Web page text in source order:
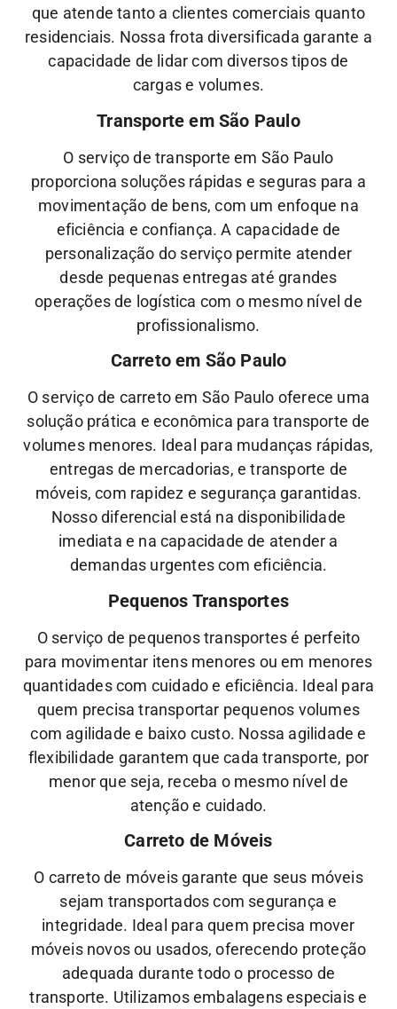
que atende tanto a clientes comerciais quanto
residenciais. Nossa frota diversificada garante a
capacidade de lidar com diversos tipos de
cargas e volumes.
Transporte em São Paulo
O serviço de transporte em São Paulo
proporciona soluções rápidas e seguras para a
movimentação de bens, com um enfoque na
eficiência e confiança. A capacidade de
personalização do serviço permite atender
desde pequenas entregas até grandes
operações de logística com o mesmo nível de
profissionalismo.
Carreto em São Paulo
O serviço de carreto em São Paulo oferece uma
solução prática e econômica para transporte de
volumes menores. Ideal para mudanças rápidas,
entregas de mercadorias, e transporte de
móveis, com rapidez e segurança garantidas.
Nosso diferencial está na disponibilidade
imediata e na capacidade de atender a
demandas urgentes com eficiência.
Pequenos Transportes
O serviço de pequenos transportes é perfeito
para movimentar itens menores ou em menores
quantidades com cuidado e eficiência. Ideal para
quem precisa transportar pequenos volumes
com agilidade e baixo custo. Nossa agilidade e
flexibilidade garantem que cada transporte, por
menor que seja, receba o mesmo nível de
atençãoe cuidado.
Carreto de Móveis
O carreto de móveis garante que seus móveis
sejam transportados com segurança e
integridade. Ideal para quem precisa mover
móveis novos ou usados, oferecendo proteção
adequada durante todo o processo de
transporte. Utilizamos embalagens especiais e